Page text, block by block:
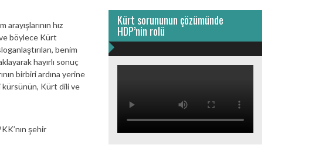
hız
böylece Kürt
benim
hayırlı sonuç
birbiri ardına yerine
kürsünün, Kürt dili ve
şehir
Kürt sorununun çözümünde
HDP’nin rolü